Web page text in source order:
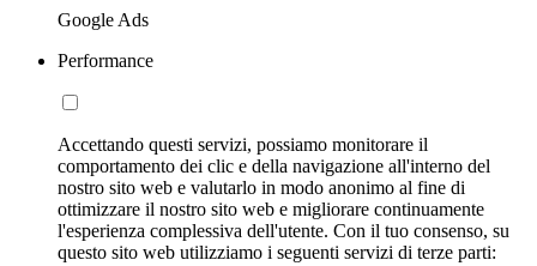
Google Ads
Performance
Accettando questi servizi, possiamo monitorare il
comportamento dei clic e della navigazione all'interno del
nostro sito web e valutarlo in modo anonimo al fine di
ottimizzare il nostro sito web e migliorare continuamente
l'esperienza complessiva dell'utente. Con il tuo consenso, su
questo sito web utilizziamo i seguenti servizi di terze parti: